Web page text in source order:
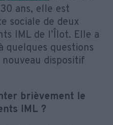
ans, elle est
sociale de deux
IML de l’Îlot. Elle a
quelques questions
dispositif
brièvement le
IML ?